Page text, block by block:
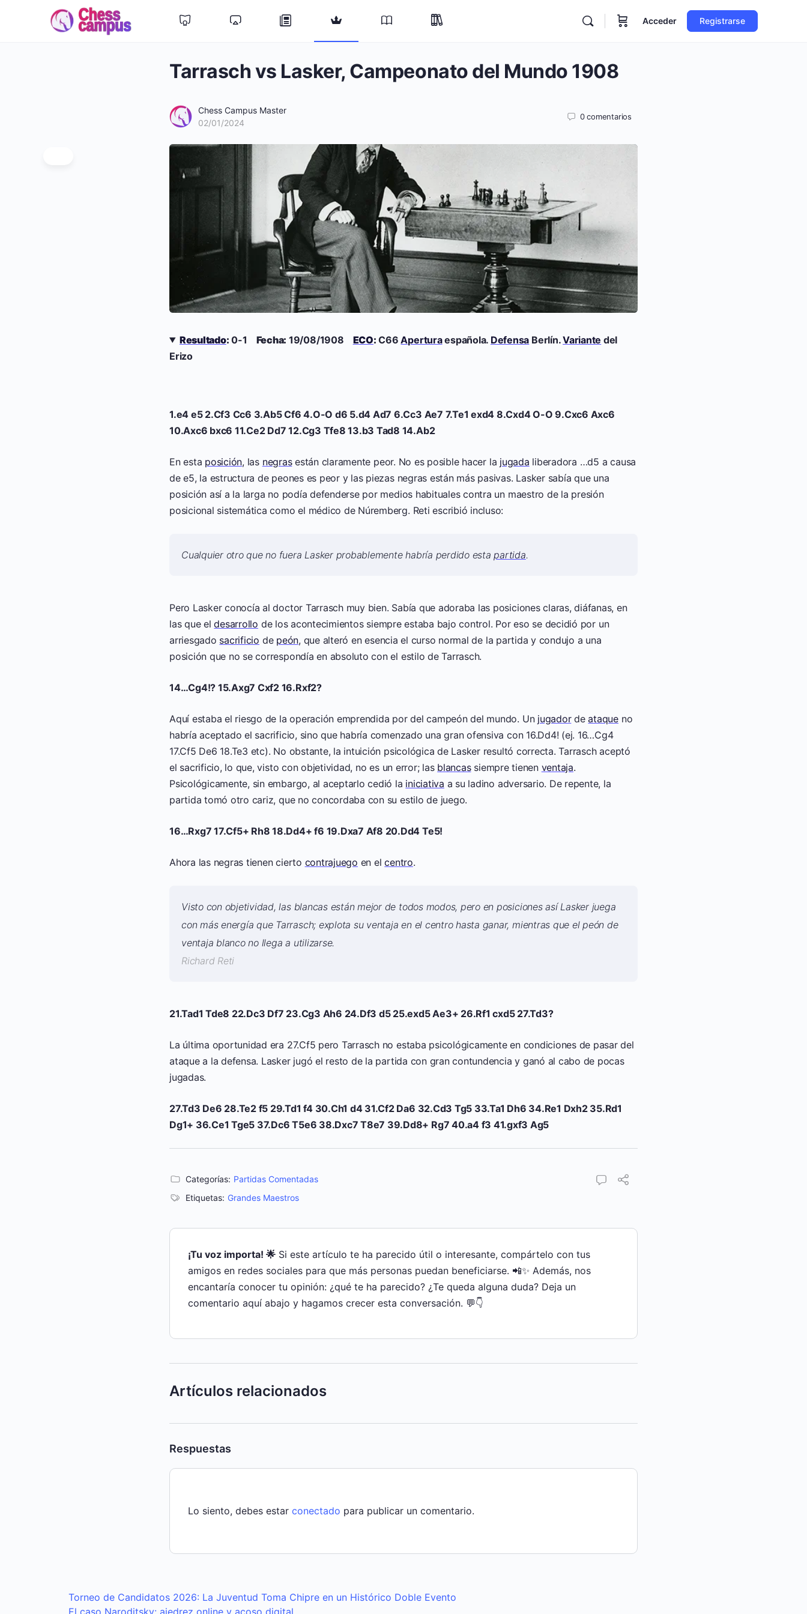
Acceder Registrarse
Tarrasch vs Lasker, Campeonato del Mundo 1908
Chess Campus Master
02/01/2024
0comentarios
Resultado: 0-1 Fecha: 19/08/1908 ECO: C66Aperturaespañola. Defensa Berlín.Variante del
Erizo
1.e4 e5 2.Cf3 Cc6 3.Ab5 Cf6 4.O-O d6 5.d4 Ad7 6.Cc3 Ae7 7.Te1 exd4 8.Cxd4 O-O 9.Cxc6 Axc6
10.Axc6 bxc6 11.Ce2 Dd7 12.Cg3 Tfe8 13.b3 Tad8 14.Ab2
En esta posición, las negrasestán claramente peor. No es posible hacer la jugada liberadora …d5 a causa
de e5, la estructura de peones es peor y las piezas negras están más pasivas. Lasker sabía que una
posición así a la larga no podía defenderse por medios habituales contra un maestro de la presión
posicional sistemática como el médico de Núremberg. Reti escribió incluso:
Cualquier otro que no fuera Lasker probablemente habría perdido estapartida.
Pero Lasker conocía al doctor Tarrasch muy bien. Sabía que adoraba las posiciones claras, diáfanas, en
las que eldesarrollo de los acontecimientos siempre estaba bajo control. Por eso se decidió por un
arriesgado sacrificio de peón, que alteró en esencia el curso normal de la partida y condujo a una
posición que no se correspondía en absoluto con el estilo de Tarrasch.
14…Cg4!? 15.Axg7 Cxf2 16.Rxf2?
Aquí estaba el riesgo de la operación emprendida por del campeón del mundo. Un jugadordeataqueno
habría aceptado el sacrificio, sino que habría comenzado una gran ofensiva con 16.Dd4! (ej. 16…Cg4
17.Cf5 De6 18.Te3 etc). No obstante, la intuición psicológica de Lasker resultó correcta. Tarrasch aceptó
el sacrificio, lo que, visto con objetividad, no es un error; las blancassiempre tienen ventaja.
Psicológicamente, sin embargo, al aceptarlo cedió la iniciativa a su ladino adversario. De repente, la
partida tomó otro cariz, que no concordaba con su estilo de juego.
16…Rxg7 17.Cf5+ Rh8 18.Dd4+ f6 19.Dxa7 Af8 20.Dd4 Te5!
Ahora las negras tienen cierto contrajuego en elcentro.
Visto con objetividad, las blancas están mejor de todos modos, pero en posiciones así Lasker juega
con más energía que Tarrasch; explota su ventaja en el centro hasta ganar, mientras que el peón de
ventaja blanco no llega a utilizarse.
Richard Reti
21.Tad1 Tde8 22.Dc3 Df7 23.Cg3 Ah6 24.Df3 d5 25.exd5 Ae3+ 26.Rf1 cxd5 27.Td3?
La última oportunidad era 27.Cf5 pero Tarrasch no estaba psicológicamente en condiciones de pasar del
ataque a la defensa. Lasker jugó el resto de la partida con gran contundencia y ganó al cabo de pocas
jugadas.
27.Td3 De6 28.Te2 f5 29.Td1 f4 30.Ch1 d4 31.Cf2 Da6 32.Cd3 Tg5 33.Ta1 Dh6 34.Re1 Dxh2 35.Rd1
Dg1+ 36.Ce1 Tge5 37.Dc6 T5e6 38.Dxc7 T8e7 39.Dd8+ Rg7 40.a4 f3 41.gxf3 Ag5
Categorías: Partidas Comentadas
Etiquetas: Grandes Maestros
¡Tu voz importa! 🌟 Si este artículo te ha parecido útil o interesante, compártelo con tus
amigos en redes sociales para que más personas puedan beneficiarse. 📲✨ Además, nos
encantaría conocer tu opinión: ¿qué te ha parecido? ¿Te queda alguna duda? Deja un
comentario aquí abajo y hagamos crecer esta conversación. 💬👇
Artículos relacionados
Respuestas
Lo siento, debes estar conectado para publicar un comentario.
Torneo de Candidatos 2026: La Juventud Toma Chipre en un Histórico Doble Evento
El caso Naroditsky: ajedrez online y acoso digital